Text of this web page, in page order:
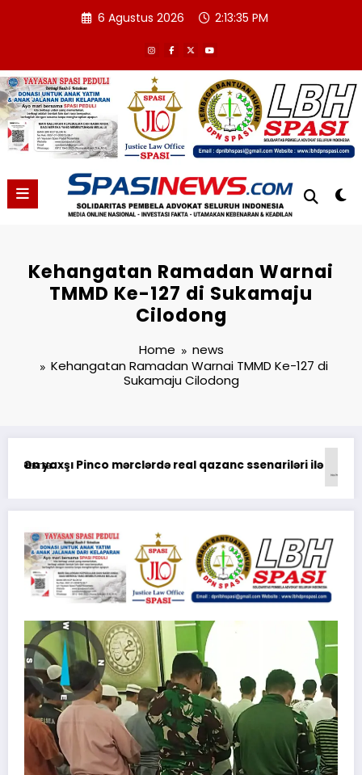
6 Agustus 2026 2:13:36 PM
Kehangatan Ramadan Warnai
TMMD Ke-127 di Sukamaju
Cilodong
Home
news
Kehangatan Ramadan Warnai TMMD Ke-127 di
Sukamaju Cilodong
qazanma yolları
Анализ Пин Ап: отзывы о выводе средств на платформе казино